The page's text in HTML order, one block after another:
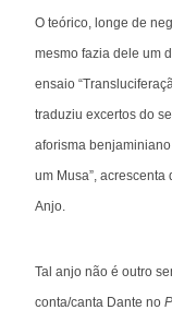
O teórico, longe de
mesmo fazia dele um
ensaio
traduziu excertos do
aforisma
um Musa”,
Anjo.
Tal anjo não é outro
conta/canta Dante no